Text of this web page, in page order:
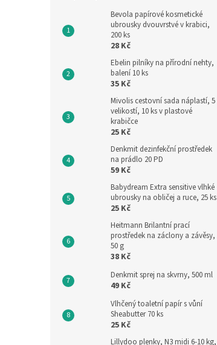
Bevola papírové kosmetické
ubrousky dvouvrstvé v krabici,
200 ks
28 Kč
Ebelin pilníky na přírodní nehty,
balení 10 ks
35 Kč
Mivolis cestovní sada náplastí, 5
velikostí, 10 ks v plastové
krabičce
25 Kč
Denkmit dezinfekční prostředek
na prádlo 20 PD
59 Kč
Babydream Extra sensitive vlhké
ubrousky na obličej a ruce, 25 ks
25 Kč
Heitmann Brilantní prací
prostředek na záclony a závěsy,
50 g
38 Kč
Denkmit sprej na skvrny, 500 ml
49 Kč
Vlhčený toaletní papír s vůní
Sheabutter 70 ks
25 Kč
Lillydoo plenky, N3 midi 6-10 kg,